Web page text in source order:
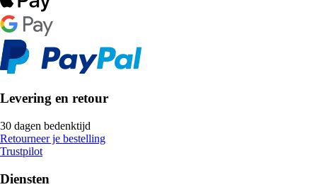
Levering en retour
30 dagen bedenktijd
Retourneer je bestelling
Trustpilot
Diensten